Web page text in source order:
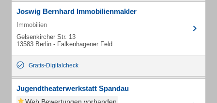
Joswig Bernhard Immobilienmakler
Immobilien
Gelsenkircher Str. 13
13583 Berlin - Falkenhagener Feld
Gratis-Digitalcheck
Jugendtheaterwerkstatt Spandau